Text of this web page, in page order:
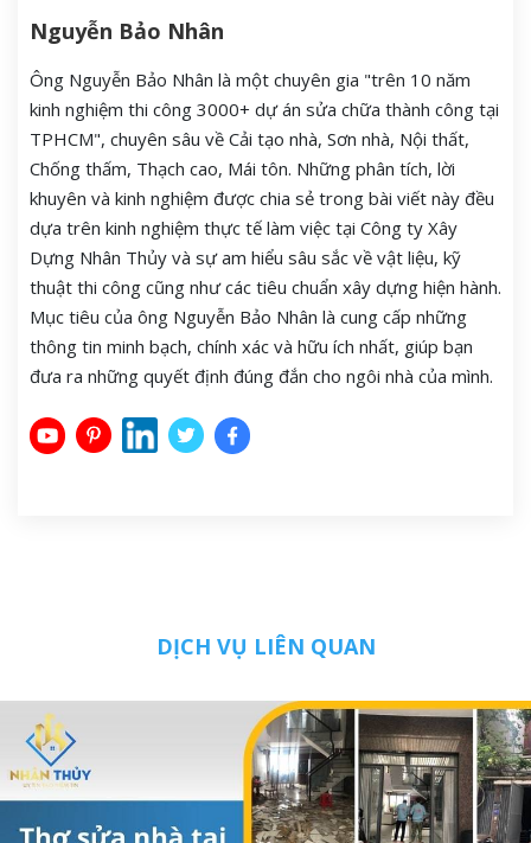
Nguyễn Bảo Nhân
Ông Nguyễn Bảo Nhân là một chuyên gia "trên 10 năm
kinh nghiệm thi công 3000+ dự án sửa chữa thành công tại
TPHCM", chuyên sâu về Cải tạo nhà, Sơn nhà, Nội thất,
Chống thấm, Thạch cao, Mái tôn. Những phân tích, lời
khuyên và kinh nghiệm được chia sẻ trong bài viết này đều
dựa trên kinh nghiệm thực tế làm việc tại Công ty Xây
Dựng Nhân Thủy và sự am hiểu sâu sắc về vật liệu, kỹ
thuật thi công cũng như các tiêu chuẩn xây dựng hiện hành.
Mục tiêu của ông Nguyễn Bảo Nhân là cung cấp những
thông tin minh bạch, chính xác và hữu ích nhất, giúp bạn
đưa ra những quyết định đúng đắn cho ngôi nhà của mình.
DỊCH VỤ LIÊN QUAN